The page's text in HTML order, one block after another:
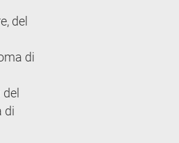
del
di
di